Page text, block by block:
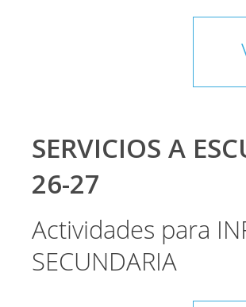
SERVICIOS A
26-27
Actividades para
SECUNDARIA